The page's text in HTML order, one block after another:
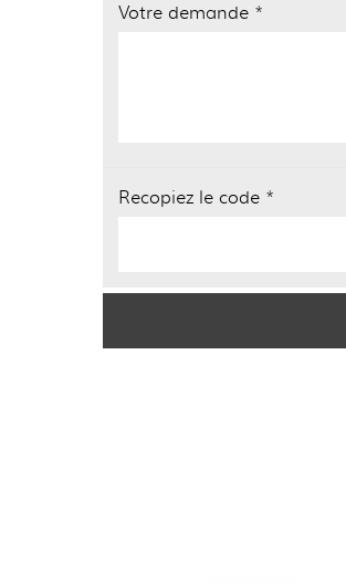
Votre demande *
Recopiez le code *